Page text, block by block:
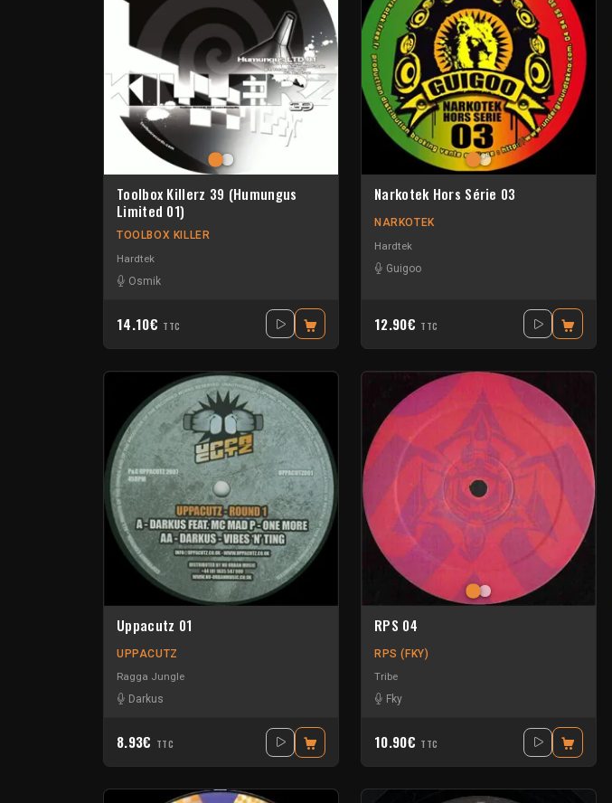
Toolbox Killerz 39 (Humungus
Limited 01)
TOOLBOX KILLER
Hardtek
Osmik
14.10€ TTC
Narkotek Hors Série 03
NARKOTEK
Hardtek
Guigoo
12.90€ TTC
Uppacutz 01
UPPACUTZ
Ragga Jungle
Darkus
8.93€ TTC
RPS 04
RPS (FKY)
Tribe
Fky
10.90€ TTC